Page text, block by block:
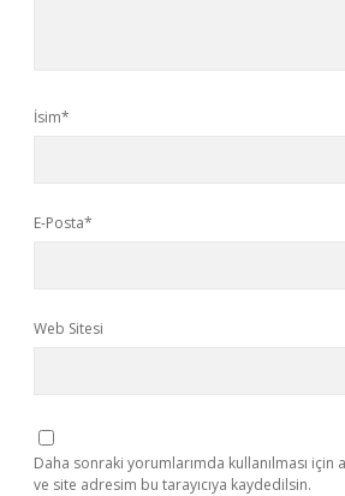
İsim*
E-Posta*
Web Sitesi
Daha sonraki yorumlarımda kullanılması için
ve site adresim bu tarayıcıya kaydedilsin.